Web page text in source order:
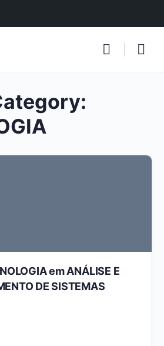
em ANÁLISE E
DE SISTEMAS